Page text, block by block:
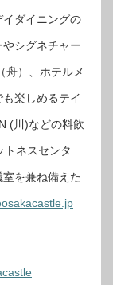
ダイニングの
シグネチャー
舟）、ホテルメ
楽しめるテイ
(川)などの料飲
トネスセンタ
を兼ね備えた